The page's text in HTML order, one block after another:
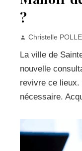
?
Christelle
La ville de
nouvelle
revivre ce lieux.
nécessaire.